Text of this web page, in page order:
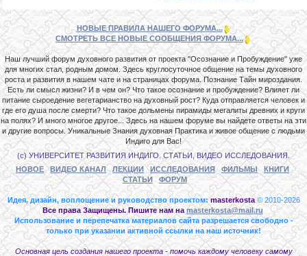
НОВЫЕ ПРАВИЛА НАШЕГО ФОРУМА...
СМОТРЕТЬ ВСЕ НОВЫЕ СООБЩЕНИЯ ФОРУМА...
Наш лучший форум духовного развития от проекта "Осознание и Пробуждение" уже
для многих стал, родным домом. Здесь круглосуточное общение на темы духовного
роста и развития в нашем чате и на страницах форума. Познание Тайн мироздания.
Есть ли смысл жизни? И в чем он? Что такое осознание и пробуждение? Влияет ли
питание сыроедение вегетарианство на духовный рост? Куда отправляется человек и
где его душа после смерти? Что такое дольмены пирамиды мегалиты древних и круги
на полях? И много многое другое... Здесь на нашем форуме вы найдете ответы на эти
и другие вопросы. Уникальные Знания духовная Практика и живое общение с людьми
Индиго для Вас!
(с) УНИВЕРСИТЕТ РАЗВИТИЯ ИНДИГО. СТАТЬИ, ВИДЕО ИССЛЕДОВАНИЯ.
НОВОЕ
ВИДЕО КАНАЛ ЛЕКЦИИ ИССЛЕДОВАНИЯ ФИЛЬМЫ
КНИГИ
СТАТЬИ
ФОРУМ
Идея, дизайн, воплощение и руководство проектом: masterkosta © 2010-2026
Все права Защищены. Пишите нам на masterkosta@mail.ru
Использование и перепечатка материалов сайта разрешается свободно -
только при указании активной ссылки на наш источник!
Основная цель создания нашего проекта - помочь каждому человеку самому